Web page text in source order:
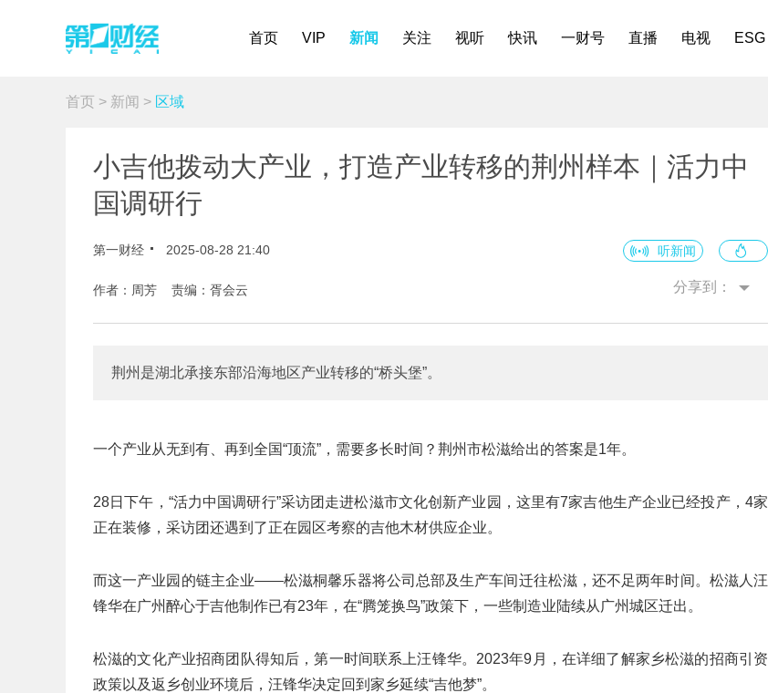
首页 VIP 新闻 关注 视听 快讯 一财号 直播 电视 ESG
首页 > 新闻 > 区域
小吉他拨动大产业，打造产业转移的荆州样本｜活力中
国调研行
第一财经 2025-08-28 21:40 听新闻
作者：周芳 责编：胥会云 分享到：
荆州是湖北承接东部沿海地区产业转移的“桥头堡”。
一个产业从无到有、再到全国“顶流”，需要多长时间？荆州市松滋给出的答案是1年。
28日下午，“活力中国调研行”采访团走进松滋市文化创新产业园，这里有7家吉他生产企业已经投产，4家
正在装修，采访团还遇到了正在园区考察的吉他木材供应企业。
而这一产业园的链主企业——松滋桐馨乐器将公司总部及生产车间迁往松滋，还不足两年时间。松滋人汪
锋华在广州醉心于吉他制作已有23年，在“腾笼换鸟”政策下，一些制造业陆续从广州城区迁出。
松滋的文化产业招商团队得知后，第一时间联系上汪锋华。2023年9月，在详细了解家乡松滋的招商引资
政策以及返乡创业环境后，汪锋华决定回到家乡延续“吉他梦”。